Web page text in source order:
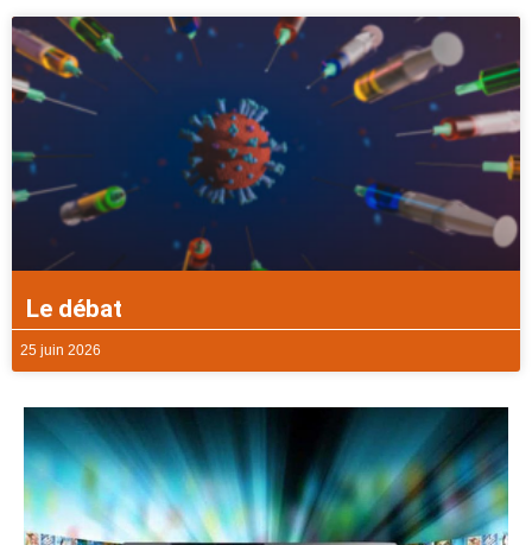
Le débat
25 juin 2026